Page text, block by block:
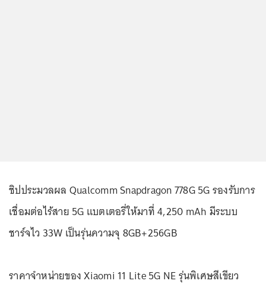
ชิปประมวลผล Qualcomm Snapdragon 778G 5G รองรับการ
เชื่อมต่อไร้สาย 5G แบตเตอรี่ให้มาที่ 4,250 mAh มีระบบ
ชาร์จไว 33W เป็นรุ่นความจุ 8GB+256GB
ราคาจำหน่ายของ Xiaomi 11 Lite 5G NE รุ่นพิเศษสีเขียว